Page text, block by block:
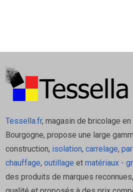
Tessella.fr, magasin de bricolage
Bourgogne, propose une large
construction, isolation, carrelage,
chauffage, outillage et matériaux -
des produits de marques